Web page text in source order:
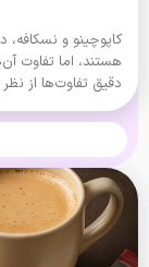
کاپوچینو و
هستند، اما تفاوت
دقیق تفاوت‌ها از نظر